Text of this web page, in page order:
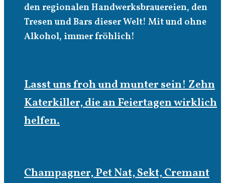
den regionalen Handwerksbrauereien, den
Tresen und Bars dieser Welt! Mit und ohne
Alkohol, immer fröhlich!
Lasst uns froh und munter sein! Zehn
Katerkiller, die an Feiertagen wirklich
helfen.
Champagner, Pet Nat, Sekt, Cremant